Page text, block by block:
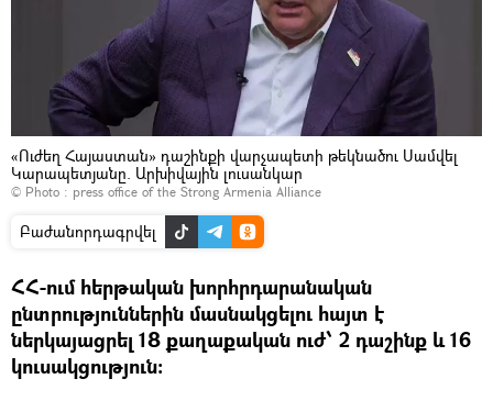
«Ուժեղ Հայաստան» դաշինքի վարչապետի թեկնածու Սամվել
Կարապետյանը. Արխիվային լուսանկար
© Photo : press office of the Strong Armenia Alliance
Բաժանորդագրվել
ՀՀ-ում հերթական խորհրդարանական
ընտրություններին մասնակցելու հայտ է
ներկայացրել 18 քաղաքական ուժ՝ 2 դաշինք և 16
կուսակցություն։